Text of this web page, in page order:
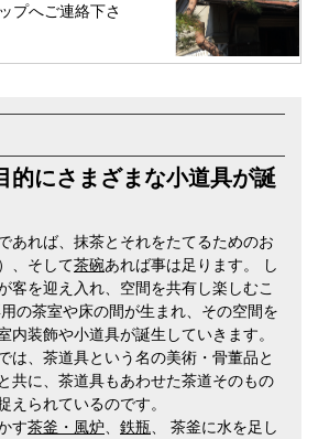
プへご連絡下さ
的にさまざまな小道具が誕
あれば、抹茶とそれをたてるためのお
、そして茶碗あれば事は足ります。 し
客を迎え入れ、空間を共有し楽しむこ
の茶室や床の間が生まれ、その空間を
内装飾や小道具が誕生していきます。
は、茶道具という名の美術・骨董品と
共に、茶道具もあわせた茶道そのもの
えられているのです。
す茶釜・風炉 鉄瓶 、 茶釜に水を足し